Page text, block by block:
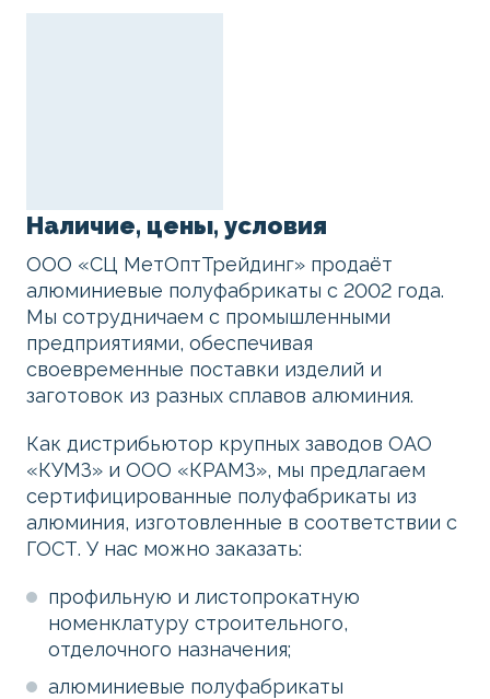
Наличие, цены, условия
ООО «СЦ МетОптТрейдинг» продаёт
алюминиевые полуфабрикаты с 2002 года.
Мы сотрудничаем с промышленными
предприятиями, обеспечивая
своевременные поставки изделий и
заготовок из разных сплавов алюминия.
Как дистрибьютор крупных заводов ОАО
«КУМЗ» и ООО «КРАМЗ», мы предлагаем
сертифицированные полуфабрикаты из
алюминия, изготовленные в соответствии с
ГОСТ. У нас можно заказать:
профильную и листопрокатную
номенклатуру строительного,
отделочного назначения;
алюминиевые полуфабрикаты